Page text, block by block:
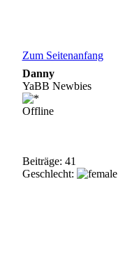
Zum Seitenanfang
Danny
YaBB Newbies
Offline
Beiträge: 41
Geschlecht: